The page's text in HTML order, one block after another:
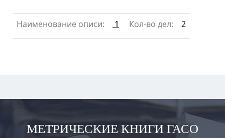
Наименование описи: 1 Кол-во дел: 2
МЕТРИЧЕСКИЕ КНИГИ ГАСО